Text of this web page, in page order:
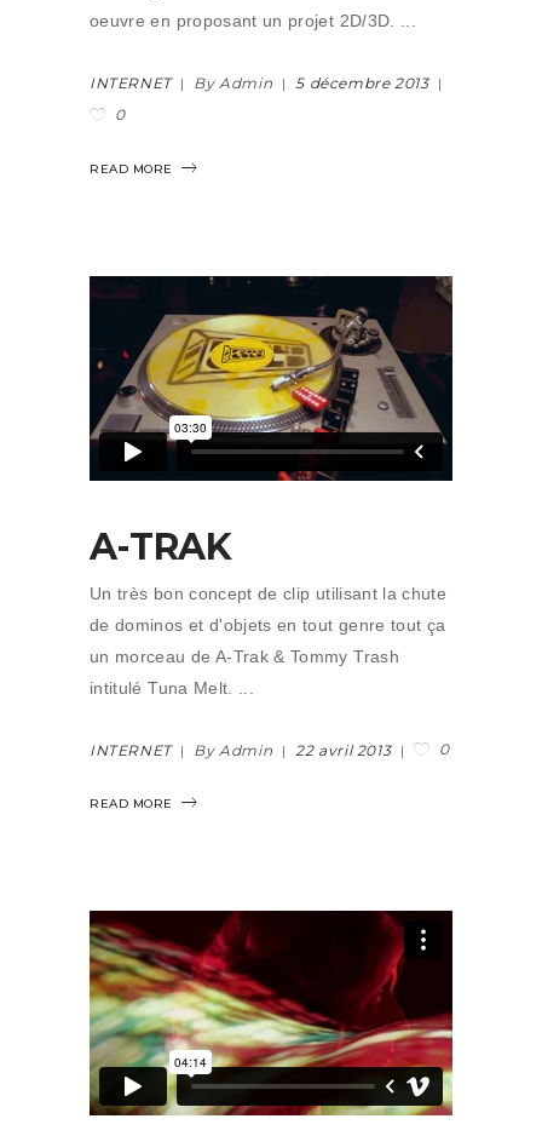
oeuvre en proposant un projet 2D/3D.
INTERNET By Admin
5 décembre 2013
0
READ MORE
A-TRAK
Un très bon concept de clip utilisant la chute
de dominos et d'objets en tout genre tout ça
un morceau de A-Trak & Tommy Trash
intitulé Tuna Melt.
INTERNET By Admin 22 avril 2013 0
READ MORE